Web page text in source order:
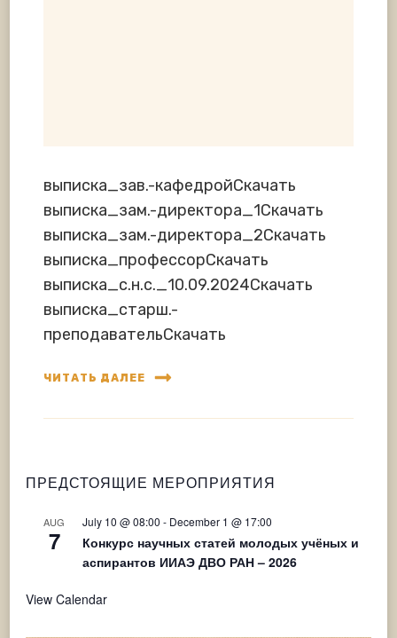
выписка_зав.-кафедройСкачать
выписка_зам.-директора_1Скачать
выписка_зам.-директора_2Скачать
выписка_профессорСкачать
выписка_с.н.с._10.09.2024Скачать
выписка_старш.-
преподавательСкачать
ЧИТАТЬ ДАЛЕЕ
ПРЕДСТОЯЩИЕ МЕРОПРИЯТИЯ
AUG
7
July 10 @ 08:00 - December 1 @ 17:00
Конкурс научных статей молодых учёных и
аспирантов ИИАЭ ДВО РАН – 2026
View Calendar